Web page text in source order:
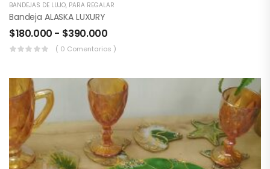
BANDEJAS DE LUJO, PARA REGALAR
Bandeja ALASKA LUXURY
$180.000 - $390.000
( 0 Comentarios )